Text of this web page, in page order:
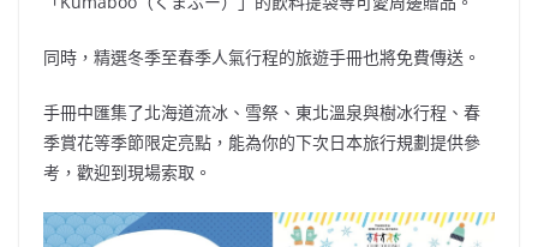
同時，精選冬季至春季人氣行程的旅遊手冊也將免費傳送。
手冊中匯集了北海道流冰、雪祭、東北溫泉與樹冰行程、春
季賞花等季節限定亮點，能為你的下次日本旅行規劃提供參
考，歡迎到現場索取。